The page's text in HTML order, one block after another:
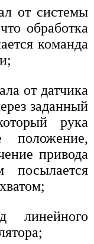
от системы
обработка
команда
от датчика
заданный
рука
положение,
привода
посылается
линейного